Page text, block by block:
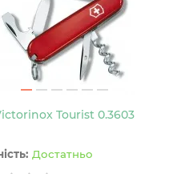
Tourist 0.3603
Достатньо